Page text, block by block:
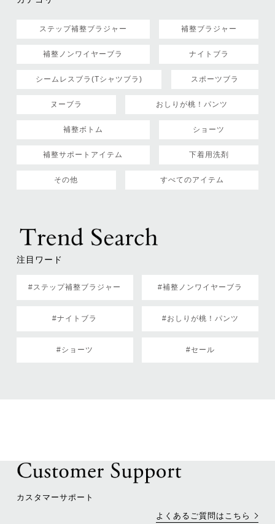
ステップ補整ブラジャー 補整ブラジャー
補整ノンワイヤーブラ ナイトブラ
シームレスブラ(Tシャツブラ) スポーツブラ
ヌーブラ おしりが桃！パンツ
補整ボトム ショーツ
補整サポートアイテム 下着用洗剤
その他 すべてのアイテム
注目ワード
#ステップ補整ブラジャー #補整ノンワイヤーブラ
#ナイトブラ #おしりが桃！パンツ
#ショーツ #セール
カスタマーサポート
よくあるご質問はこちら